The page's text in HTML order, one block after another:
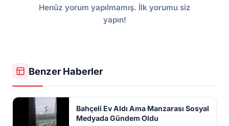
Henüz yorum yapılmamış. İlk yorumu siz
yapın!
Benzer Haberler
Bahçeli Ev Aldı Ama Manzarası Sosyal
Medyada Gündem Oldu